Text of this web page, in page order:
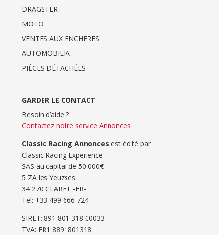
DRAGSTER
MOTO
VENTES AUX ENCHERES
AUTOMOBILIA
PIÈCES DÉTACHÉES
GARDER LE CONTACT
Besoin d’aide ?
Contactez notre service Annonces.
Classic Racing Annonces est édité par
Classic Racing Experience
SAS au capital de 50 000€
5 ZA les Yeuzses
34 270 CLARET -FR-
Tel: ‭+33 499 666 724‬
SIRET: 891 801 318 00033
TVA: FR1 8891801318